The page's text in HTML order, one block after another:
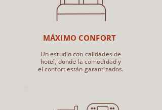
MÁXIMO CONFORT
Un estudio con calidades de
hotel, donde la comodidad y
el confort están garantizados.